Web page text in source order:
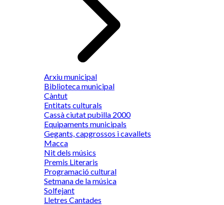
Arxiu municipal
Biblioteca municipal
Càntut
Entitats culturals
Cassà ciutat pubilla 2000
Equipaments municipals
Gegants, capgrossos i cavallets
Macca
Nit dels músics
Premis Literaris
Programació cultural
Setmana de la música
Solfejant
Lletres Cantades